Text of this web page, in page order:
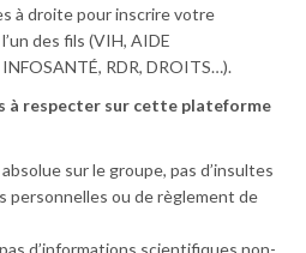
à droite pour inscrire votre
des fils (VIH, AIDE
RDR, DROITS…).
à respecter sur cette plateforme
sur le groupe, pas d’insultes
personnelles ou de règlement de
d’informations scientifiques non-